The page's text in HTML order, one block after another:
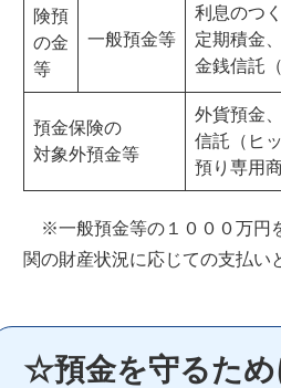
険預
の金
等
一般預金等
利息のつ
定期積金
金銭信託
預金保険の
対象外預金等
外貨預金
信託（ヒ
預り専用
※一般預金等の１０００万円
関の財産状況に応じての支払い
☆預金を守るため